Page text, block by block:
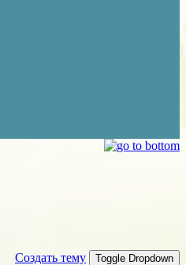
Создать тему Toggle Dropdown